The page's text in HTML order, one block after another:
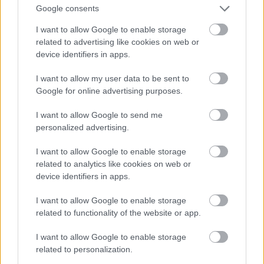
Google consents
I want to allow Google to enable storage
related to advertising like cookies on web or
device identifiers in apps.
I want to allow my user data to be sent to
Google for online advertising purposes.
I want to allow Google to send me
personalized advertising.
I want to allow Google to enable storage
related to analytics like cookies on web or
device identifiers in apps.
I want to allow Google to enable storage
related to functionality of the website or app.
I want to allow Google to enable storage
related to personalization.